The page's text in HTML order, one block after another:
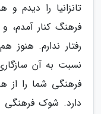
تانزانیا را دیدم
فرهنگ کنار آمدم،
رفتار ندارم.
نسبت به آن
فرهنگی شما را از
دارد. شوک